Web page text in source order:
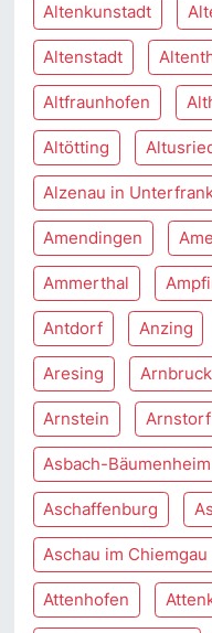
Altenkunstadt
Altenstadt
Altfraunhofen
Altötting
Alzenau in
Amendingen
Ammerthal
Antdorf Anzing
Aresing Arnbruck
Arnstein Arnstorf
Asbach-Bäumenheim
Aschaffenburg
Aschau im Chiemgau
Attenhofen